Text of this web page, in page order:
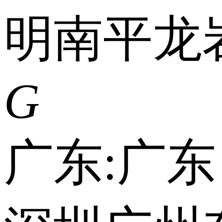
明南平龙
G
广东:广东